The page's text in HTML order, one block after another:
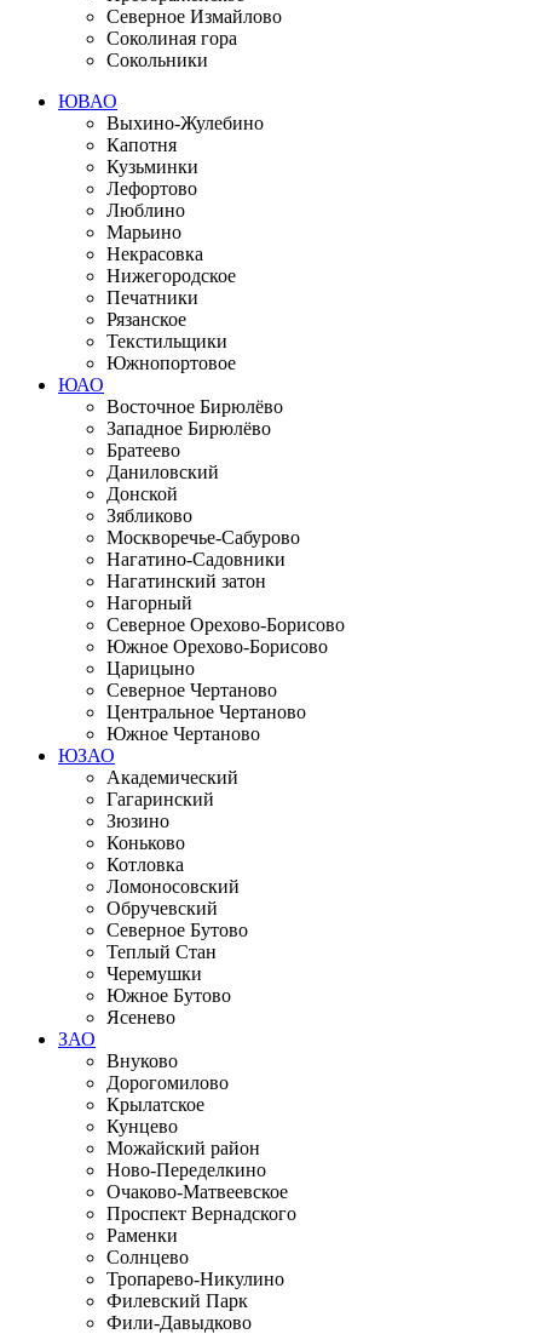
Северное Измайлово
Соколиная гора
Сокольники
ЮВАО
Выхино-Жулебино
Капотня
Кузьминки
Лефортово
Люблино
Марьино
Некрасовка
Нижегородское
Печатники
Рязанское
Текстильщики
Южнопортовое
ЮАО
Восточное Бирюлёво
Западное Бирюлёво
Братеево
Даниловский
Донской
Зябликово
Москворечье-Сабурово
Нагатино-Садовники
Нагатинский затон
Нагорный
Северное Орехово-Борисово
Южное Орехово-Борисово
Царицыно
Северное Чертаново
Центральное Чертаново
Южное Чертаново
ЮЗАО
Академический
Гагаринский
Зюзино
Коньково
Котловка
Ломоносовский
Обручевский
Северное Бутово
Теплый Стан
Черемушки
Южное Бутово
Ясенево
ЗАО
Внуково
Дорогомилово
Крылатское
Кунцево
Можайский район
Ново-Переделкино
Очаково-Матвеевское
Проспект Вернадского
Раменки
Солнцево
Тропарево-Никулино
Филевский Парк
Фили-Давыдково